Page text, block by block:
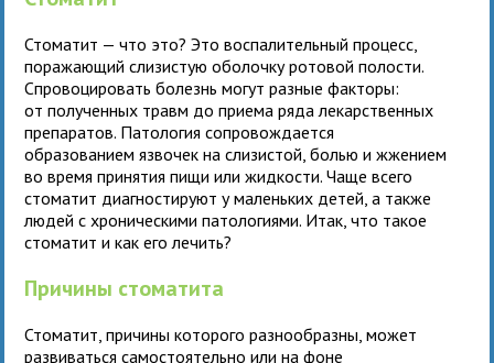
Стоматит — что это? Это воспалительный процесс,
поражающий слизистую оболочку ротовой полости.
Спровоцировать болезнь могут разные факторы:
от полученных травм до приема ряда лекарственных
препаратов. Патология сопровождается
образованием язвочек на слизистой, болью и жжением
во время принятия пищи или жидкости. Чаще всего
стоматит диагностируют у маленьких детей, а также
людей с хроническими патологиями. Итак, что такое
стоматит и как его лечить?
Причины стоматита
Стоматит, причины которого разнообразны, может
развиваться самостоятельно или на фоне